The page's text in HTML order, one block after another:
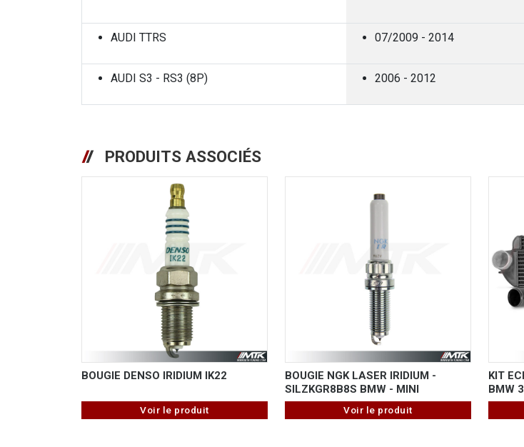
AUDI TTRS 07/2009 - 2014
AUDI S3 - RS3 (8P) 2006 - 2012
PRODUITS ASSOCIÉS
BOUGIE DENSO IRIDIUM IK22
Voir le produit
BOUGIE NGK LASER IRIDIUM -
SILZKGR8B8S BMW - MINI
Voir le produit
KIT
BMW